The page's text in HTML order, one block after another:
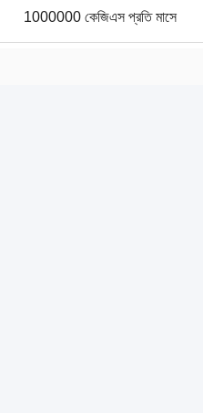
1000000 কেজিএস প্রতি মাসে